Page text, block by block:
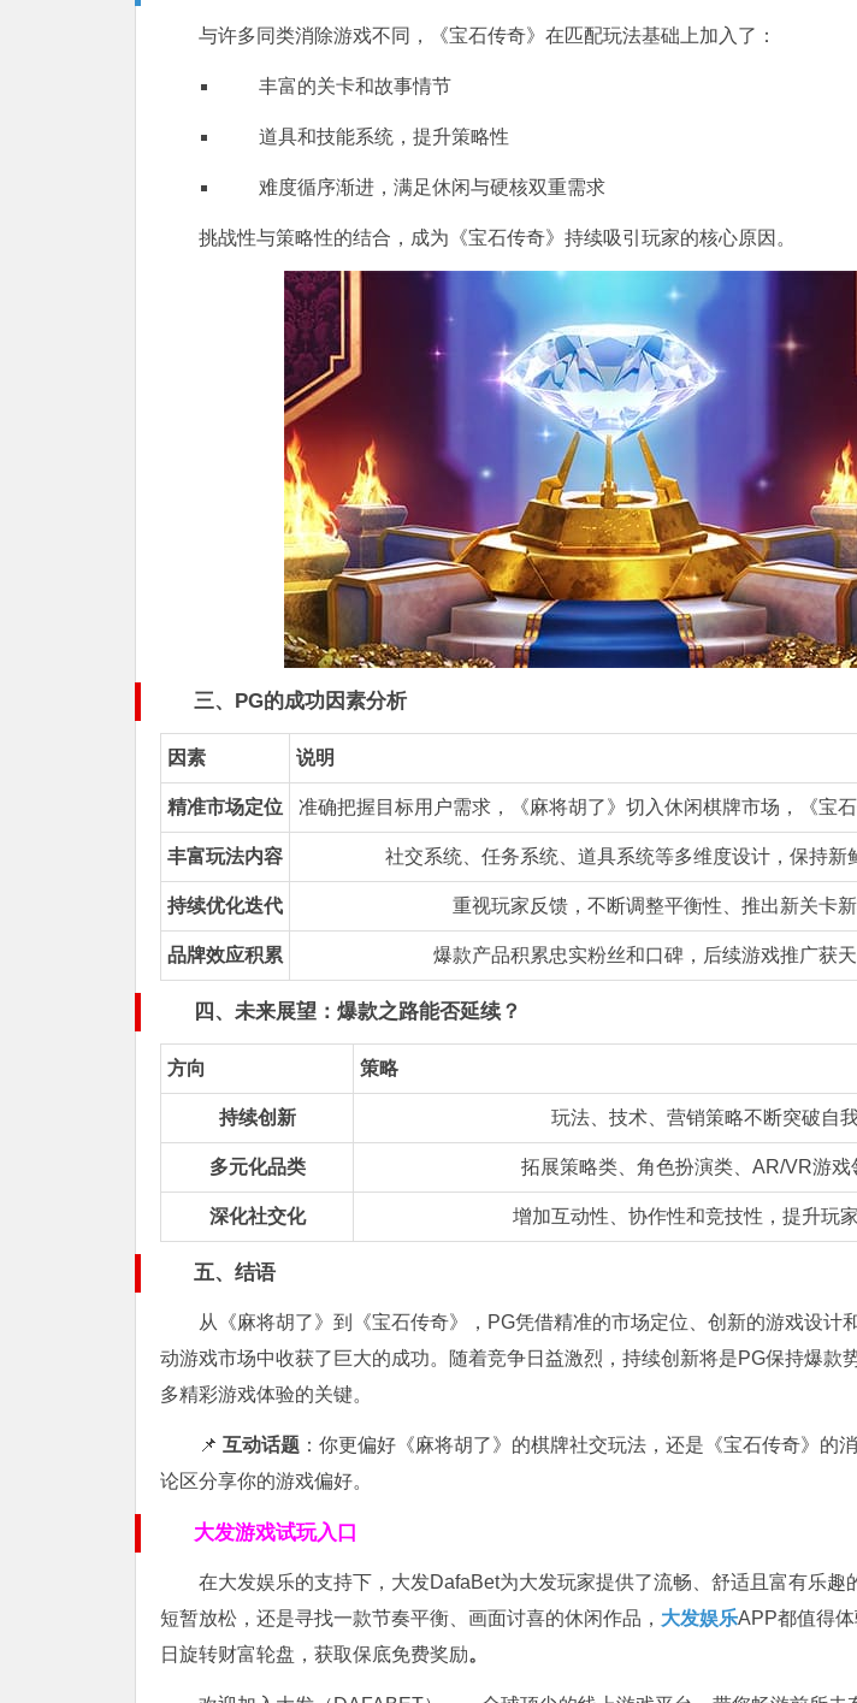
与许多同类消除游戏不同，《宝石传奇》在匹配玩法基础上加入了：
丰富的关卡和故事情节
道具和技能系统，提升策略性
难度循序渐进，满足休闲与硬核双重需求
挑战性与策略性的结合，成为《宝石传奇》持续吸引玩家的核心原因。
三、PG的成功因素分析
因素 说明
精准市场定位 准确把握目标用户需求，《麻将胡了》切入休闲棋牌市场，《宝
丰富玩法内容 社交系统、任务系统、道具系统等多维度设计，保持新
持续优化迭代 重视玩家反馈，不断调整平衡性、推出新关卡
品牌效应积累 爆款产品积累忠实粉丝和口碑，后续游戏推广获
四、未来展望：爆款之路能否延续？
方向 策略
持续创新 玩法、技术、营销策略不断突破自
多元化品类 拓展策略类、角色扮演类、AR/VR游戏
深化社交化 增加互动性、协作性和竞技性，提升玩
五、结语
从《麻将胡了》到《宝石传奇》，PG凭借精准的市场定位、创新的游戏设计
动游戏市场中收获了巨大的成功。随着竞争日益激烈，持续创新将是PG保持爆款
多精彩游戏体验的关键。
📌 互动话题 ：你更偏好《麻将胡了》的棋牌社交玩法，还是《宝石传奇》的
论区分享你的游戏偏好。
大发游戏试玩入口
在大发娱乐的支持下，大发DafaBet为大发玩家提供了流畅、舒适且富有乐趣
短暂放松，还是寻找一款节奏平衡、画面讨喜的休闲作品， 大发娱乐APP都值得体
日旋转财富轮盘，获取保底免费奖励。